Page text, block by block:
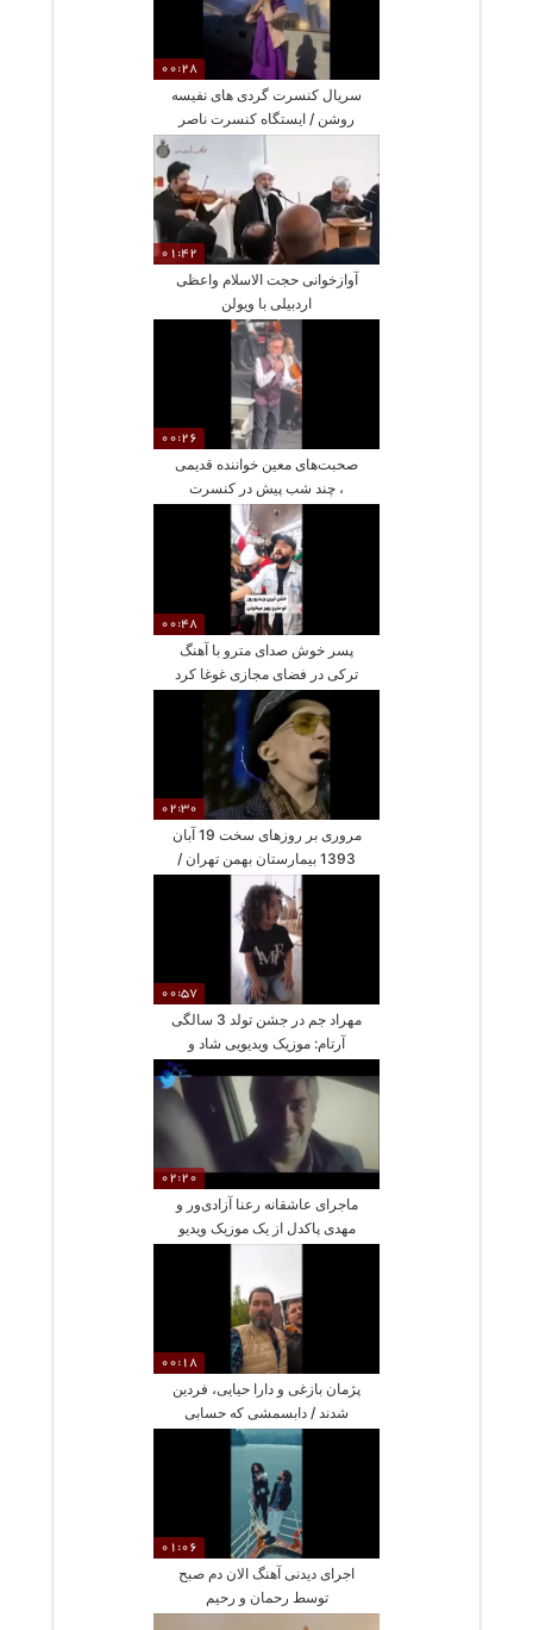
00:28
سریال کنسرت گردی های نفیسه
روشن / ایستگاه کنسرت ناصر
01:42
آوازخوانی حجت الاسلام واعظی
اردبیلی با ویولن
00:26
صحبت‌های معین خواننده قدیمی
، چند شب پیش در کنسرت
ونکوور
00:48
پسر خوش صدای مترو با آهنگ
ترکی در فضای مجازی غوغا کرد
/ باید منتظر کنسرت بزرگ او
باشیم
02:30
مروری بر روزهای سخت 19 آبان
1393 بیمارستان بهمن تهران /
ده سال از آسمانی شدن مرتضی
پاشایی و یادگاری‌های او گذشت ؛
روحش شاد
00:57
مهراد جم در جشن تولد 3 سالگی
آرتام: موزیک ویدیویی شاد و
دوست‌داشتنی خواننده پاپ
02:20
ماجرای عاشقانه رعنا آزادی‌ور و
مهدی پاکدل از یک موزیک ویدیو
00:18
پژمان بازغی و دارا حیایی، فردین
شدند / دابسمشی که حسابی
وایرال شد
01:06
اجرای دیدنی آهنگ الان دم صبح
توسط رحمان و رحیم